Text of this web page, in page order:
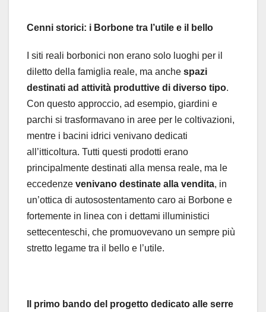
Cenni storici: i Borbone tra l’utile e il bello
I siti reali borbonici non erano solo luoghi per il
diletto della famiglia reale, ma anche spazi
destinati ad attività produttive di diverso tipo.
Con questo approccio, ad esempio, giardini e
parchi si trasformavano in aree per le coltivazioni,
mentre i bacini idrici venivano dedicati
all’itticoltura. Tutti questi prodotti erano
principalmente destinati alla mensa reale, ma le
eccedenze venivano destinate alla vendita, in
un’ottica di autosostentamento caro ai Borbone e
fortemente in linea con i dettami illuministici
settecenteschi, che promuovevano un sempre più
stretto legame tra il bello e l’utile.
Il primo bando del progetto dedicato alle serre